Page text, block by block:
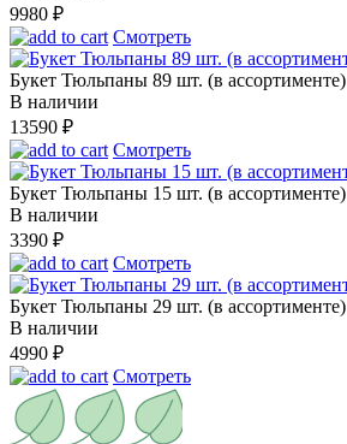
9980 ₽
Смотреть
Букет Тюльпаны 89 шт. (в ассортименте)
В наличии
13590 ₽
Смотреть
Букет Тюльпаны 15 шт. (в ассортименте)
В наличии
3390 ₽
Смотреть
Букет Тюльпаны 29 шт. (в ассортименте)
В наличии
4990 ₽
Смотреть